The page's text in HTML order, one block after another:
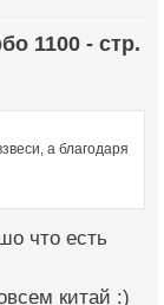
а благодаря
что есть
китай :)